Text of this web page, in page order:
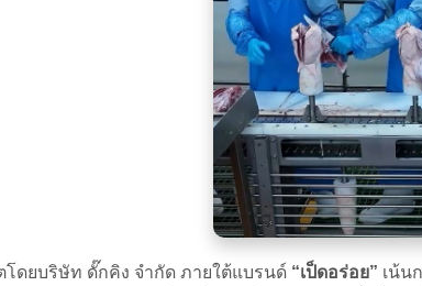
ดยบริษัท ดั๊กคิง จำกัด ภายใต้แบรนด์ “เป็ดอร่อย” เน้น